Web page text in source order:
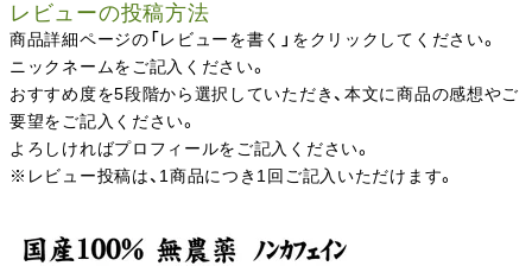
レビューの投稿方法
商品詳細ページの「レビューを書く」をクリックしてください。
ニックネームをご記入ください。
おすすめ度を5段階から選択していただき、本文に商品の感想やご
要望をご記入ください。
よろしければプロフィールをご記入ください。
※レビュー投稿は、1商品につき1回ご記入いただけます。